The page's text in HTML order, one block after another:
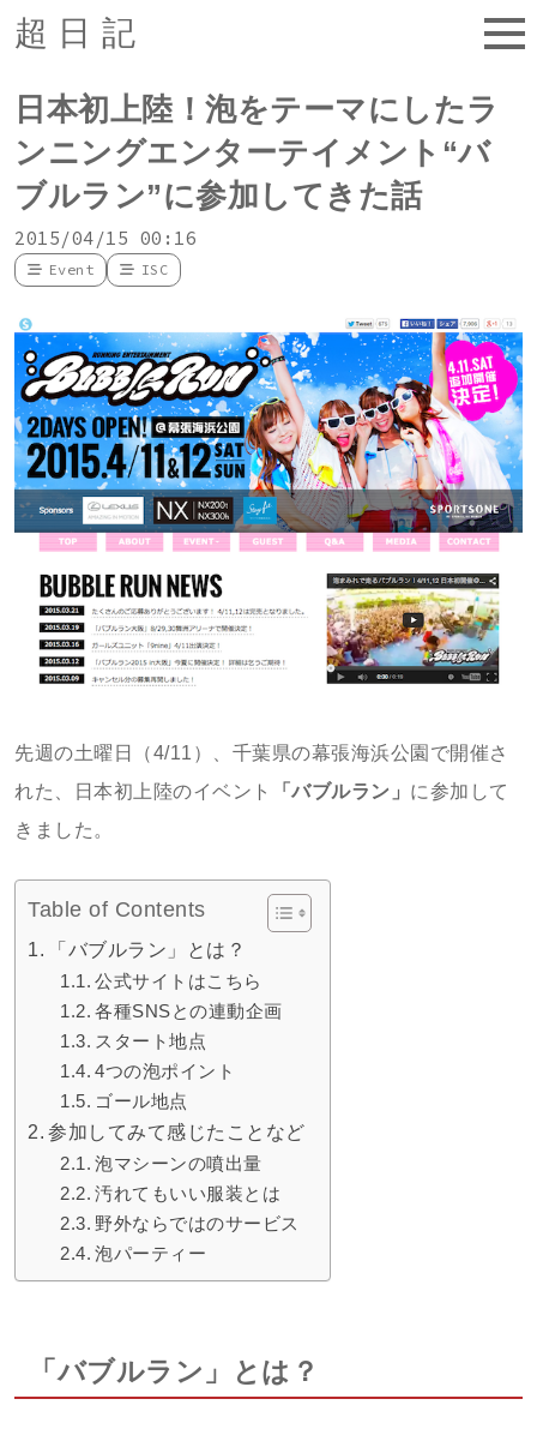
超日記
日本初上陸！泡をテーマにしたラ
ンニングエンターテイメント“バ
ブルラン”に参加してきた話
2015/04/15 00:16
Event ISC
先週の土曜日（4/11）、千葉県の幕張海浜公園で開催さ
れた、日本初上陸のイベント
「バブルラン」 に参加して
きました。
Table of Contents
「バブルラン」とは？
公式サイトはこちら
各種SNSとの連動企画
スタート地点
4つの泡ポイント
ゴール地点
参加してみて感じたことなど
泡マシーンの噴出量
汚れてもいい服装とは
野外ならではのサービス
泡パーティー
「バブルラン」とは？